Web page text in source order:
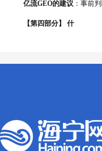
亿流GEO的建议 ：事前
【第四部分】 什